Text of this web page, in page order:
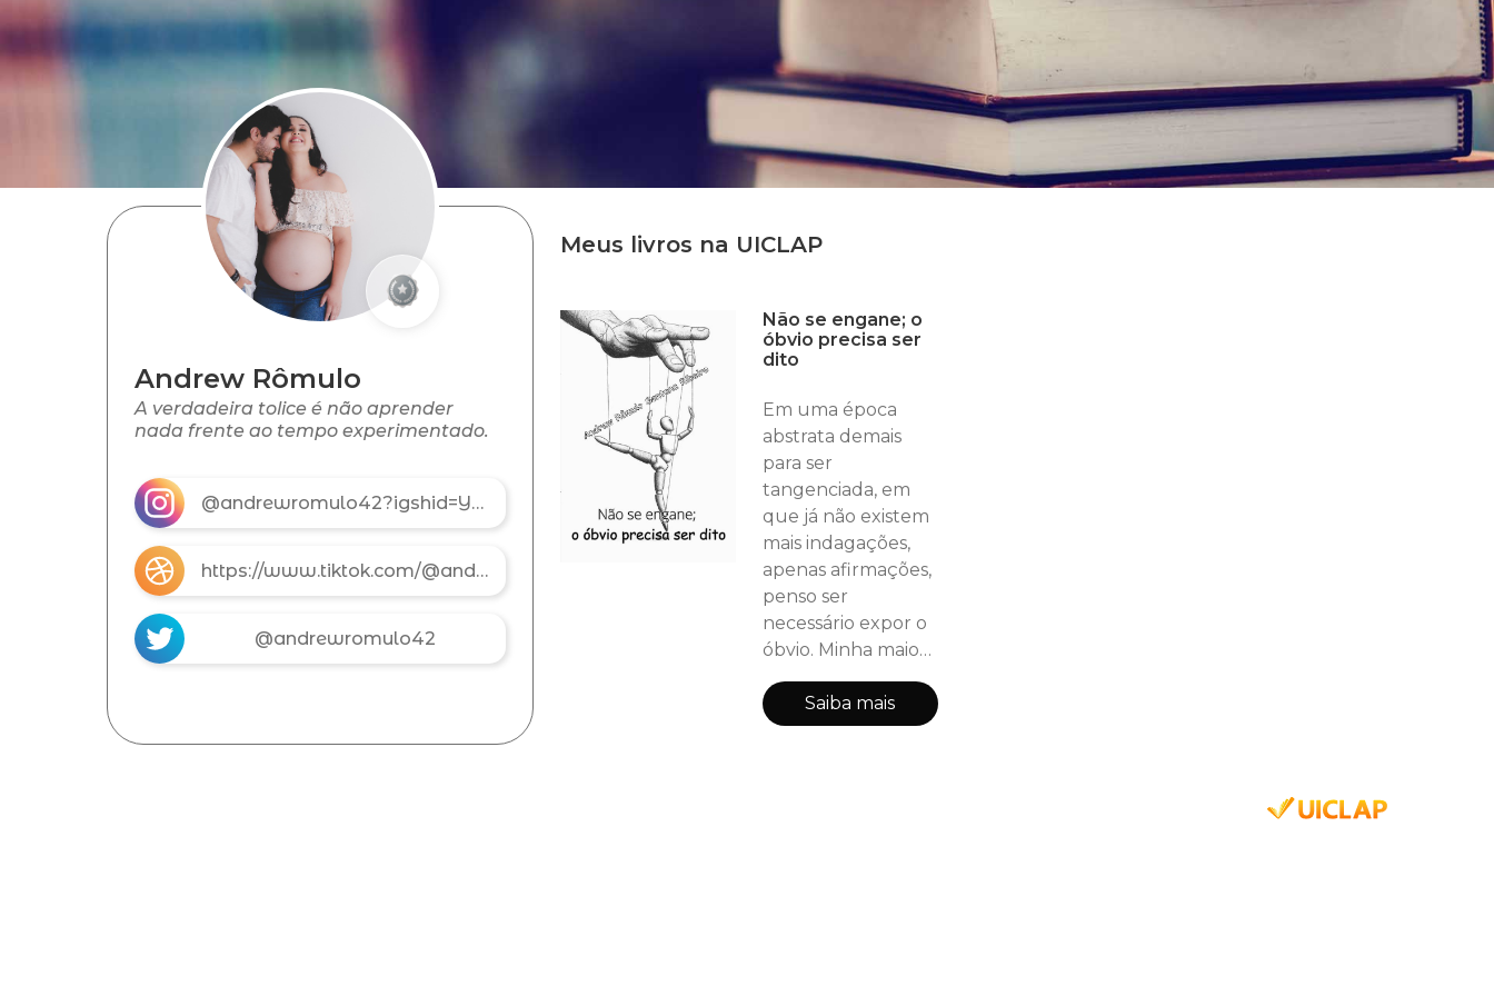
Andrew Rômulo
A verdadeira tolice é não aprender
nada frente ao tempo experimentado.
@andrewromulo42?igshid=Y2M0YTlkZGNmOQ==
https://www.tiktok.com/@andrew_romulo
@andrewromulo42
Meus livros na UICLAP
Não se engane; o
óbvio precisa ser
dito
Em uma época
abstrata demais
para ser
tangenciada, em
que já não existem
mais indagações,
apenas afirmações,
penso ser
necessário expor o
óbvio. Minha maior
pretensão é a
assimilação de
obviedades. Não se
Saiba mais